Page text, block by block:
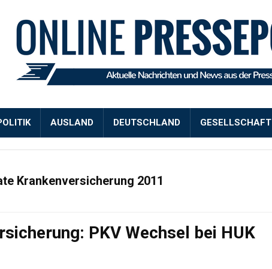
AUSLAND DEUTSCHLAND GESELLSCHAFT
Krankenversicherung 2011
PKV Wechsel bei HUK